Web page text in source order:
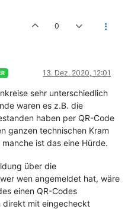
0
13. Dez. 2020, 12:01
sehr unterschiedlich
waren es z.B. die
haben per QR-Code
ganzen technischen Kram
ist das eine Hürde.
über die
wen angemeldet hat, wäre
einen QR-Codes
direkt mit eingecheckt